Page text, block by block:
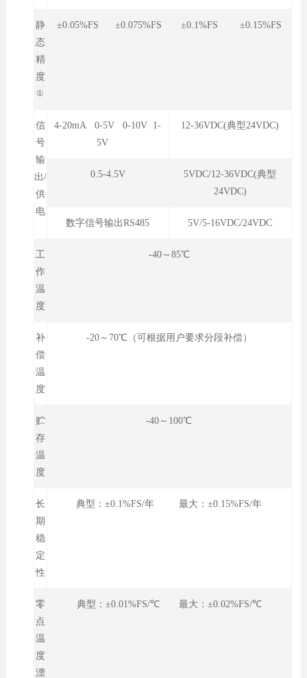
静
态
精
度
①
±0.05%FS ±0.075%FS ±0.1%FS ±0.15%FS
信
号
输
出/
供
电
4-20mA 0-5V 0-10V 1-
5V
12-36VDC(典型24VDC)
0.5-4.5V
5VDC/12-36VDC(典型
24VDC)
数字信号输出RS485 5V/5-16VDC/24VDC
工
作
温
度
-40～85℃
补
偿
温
度
-20～70℃（可根据用户要求分段补偿）
贮
存
温
度
-40～100℃
长
期
稳
定
性
典型：±0.1%FS/年 最大：±0.15%FS/年
零
点
温
度
漂
典型：±0.01%FS/℃ 最大：±0.02%FS/℃